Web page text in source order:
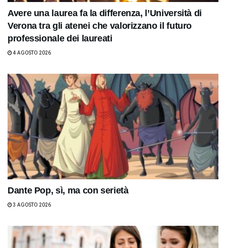
Avere una laurea fa la differenza, l’Università di
Verona tra gli atenei che valorizzano il futuro
professionale dei laureati
4 AGOSTO 2026
Dante Pop, sì, ma con serietà
3 AGOSTO 2026